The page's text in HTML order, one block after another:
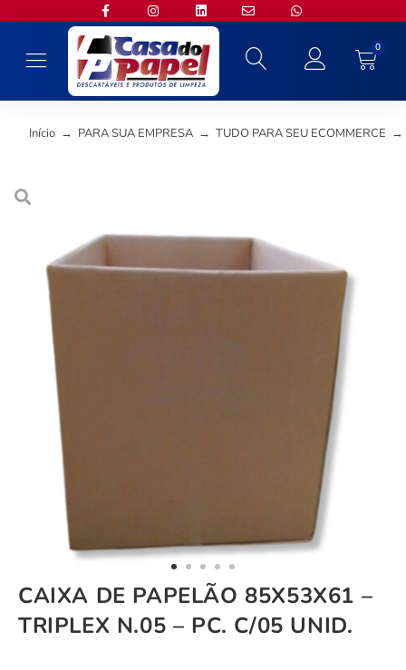
0
Início → PARA SUA EMPRESA → TUDO PARA SEU ECOMMERCE →
CAIXA DE PAPELÃO 85X53X61 –
TRIPLEX N.05 – PC. C/05 UNID.